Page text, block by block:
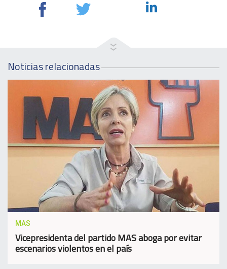
Noticias relacionadas
MAS
Vicepresidenta del partido MAS aboga por evitar
escenarios violentos en el país